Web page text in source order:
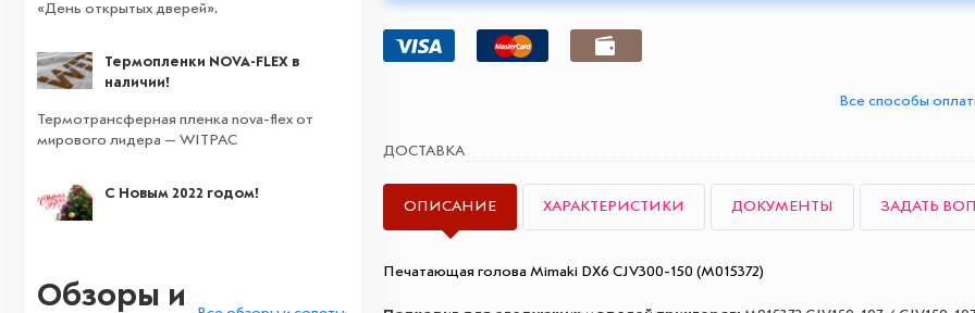
«День открытых дверей».
Термопленки NOVA-FLEX в
наличии!
Термотрансферная пленка nova-flex от
мирового лидера — WITPAC
С Новым 2022 годом!
Обзоры и
Все способы
ДОСТАВКА
ОПИСАНИЕ ХАРАКТЕРИСТИКИ ДОКУМЕНТЫ ЗАДАТЬ
Печатающая голова Mimaki DX6 CJV300-150 (M015372)